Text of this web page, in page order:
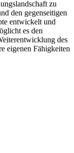
zu
den gegenseitigen
entwickelt und
es den
des
eigenen Fähigkeiten